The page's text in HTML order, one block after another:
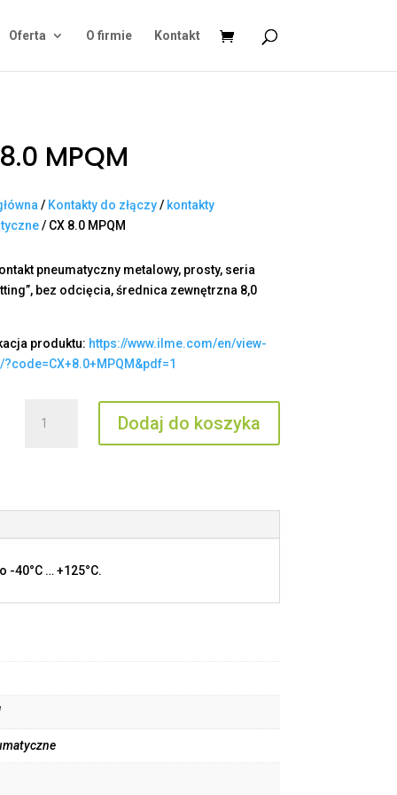
Oferta O firmie Kontakt
MPQM
/ Kontakty do złączy/ kontakty
/ CX 8.0 MPQM
pneumatyczny metalowy, prosty, seria
bez odcięcia, średnica zewnętrzna 8,0
produktu: https://www.ilme.com/en/view-
Dodaj do koszyka
-40°C … +125°C.